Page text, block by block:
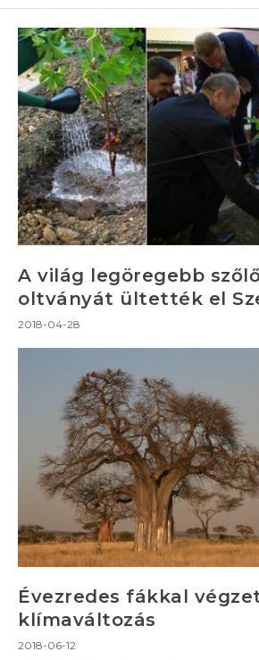
A világ legöregebb
oltványát ültették el
2018-04-28
Évezredes fákkal
klímaváltozás
2018-06-12